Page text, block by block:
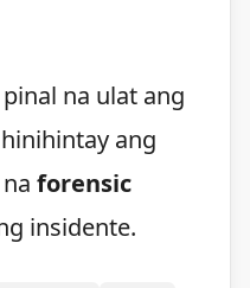
na ulat ang
ang
forensic
insidente.